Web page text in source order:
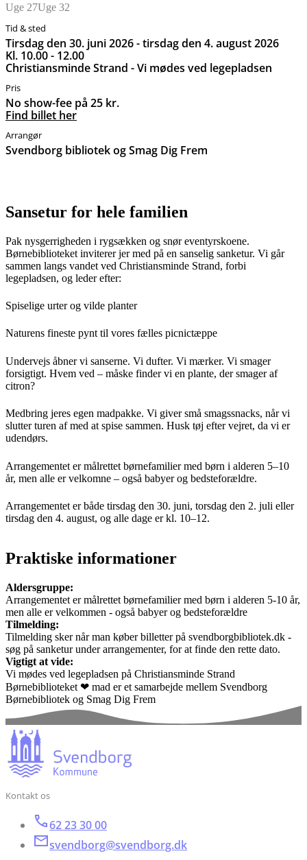
Uge 27Uge 32
Tid & sted
tirsdag den 30. juni 2026 - tirsdag den 4. august 2026
kl. 10.00 - 12.00
Christiansminde Strand - Vi mødes ved legepladsen
Pris
No show-fee på 25 kr.
Find billet her
Arrangør
Svendborg bibliotek og Smag Dig Frem
Sansetur for hele familien
Pak nysgerrigheden i rygsækken og snør eventyrskoene.
Børnebiblioteket inviterer jer med på en sanselig sanketur. Vi går
sammen langs vandet ved Christiansminde Strand, forbi
legepladsen, og leder efter:
Spiselige urter og vilde planter
Naturens fineste pynt til vores fælles picnictæppe
Undervejs åbner vi sanserne. Vi dufter. Vi mærker. Vi smager
forsigtigt. Hvem ved – måske finder vi en plante, der smager af
citron?
Medbring jeres egen madpakke. Vi giver små smagssnacks, når vi
slutter turen af med at spise sammen. Husk tøj efter vejret, da vi er
udendørs.
Arrangementet er målrettet børnefamilier med børn i alderen 5–10
år, men alle er velkomne – også babyer og bedsteforældre.
Arrangementet er både tirsdag den 30. juni, torsdag den 2. juli eller
tirsdag den 4. august, og alle dage er kl. 10–12.
Praktiske informationer
Aldersgruppe:
Arrangementet er målrettet børnefamilier med børn i alderen 5-10 år,
men alle er velkommen - også babyer og bedsteforældre
Tilmelding:
Tilmelding sker når man køber billetter på svendborgbibliotek.dk -
søg på sanketur under arrangementer, for at finde den rette dato.
Vigtigt at vide:
Vi mødes ved legepladsen på Christiansminde Strand
Børnebiblioteket ❤ mad er et samarbejde mellem Svendborg
Børnebibliotek og Smag Dig Frem
Kontakt os
62 23 30 00
svendborg@svendborg.dk